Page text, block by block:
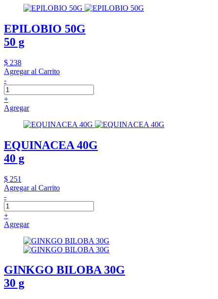
EPILOBIO 50G
50 g
$ 238
Agregar al Carrito
-
+
Agregar
EQUINACEA 40G
40 g
$ 251
Agregar al Carrito
-
+
Agregar
GINKGO BILOBA 30G
30 g